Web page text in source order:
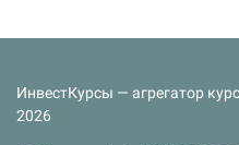
ИнвестКурсы — агрегатор
2026